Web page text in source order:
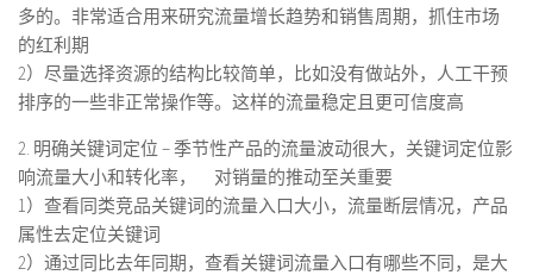
多的。非常适合用来研究流量增长趋势和销售周期，抓住市场
的红利期
2）尽量选择资源的结构比较简单，比如没有做站外，人工干预
排序的一些非正常操作等。这样的流量稳定且更可信度高
2. 明确关键词定位 – 季节性产品的流量波动很大，关键词定位影
响流量大小和转化率， 对销量的推动至关重要
1）查看同类竞品关键词的流量入口大小，流量断层情况，产品
属性去定位关键词
2）通过同比去年同期，查看关键词流量入口有哪些不同，是大